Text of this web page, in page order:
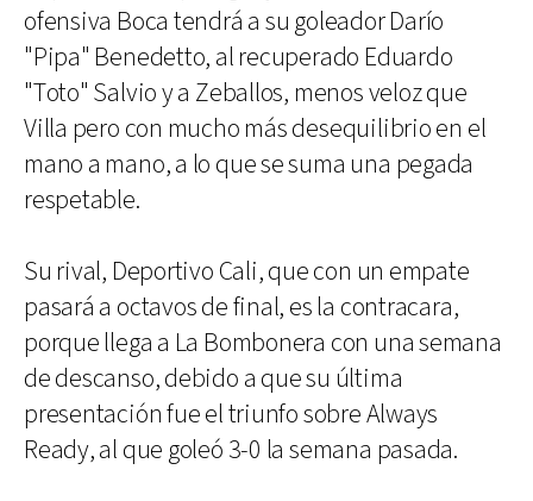
ofensiva Boca tendrá a su goleador Darío
"Pipa" Benedetto, al recuperado Eduardo
"Toto" Salvio y a Zeballos, menos veloz que
Villa pero con mucho más desequilibrio en el
mano a mano, a lo que se suma una pegada
respetable.
Su rival, Deportivo Cali, que con un empate
pasará a octavos de final, es la contracara,
porque llega a La Bombonera con una semana
de descanso, debido a que su última
presentación fue el triunfo sobre Always
Ready, al que goleó 3-0 la semana pasada.